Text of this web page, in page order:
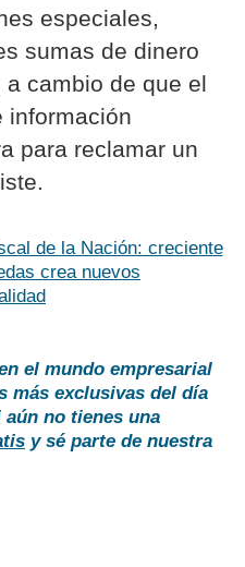
especiales,
sumas de dinero
cambio de que el
información
para reclamar un
de la Nación: creciente
crea nuevos
el mundo empresarial
más exclusivas del día
aún no tienes una
y sé parte de nuestra